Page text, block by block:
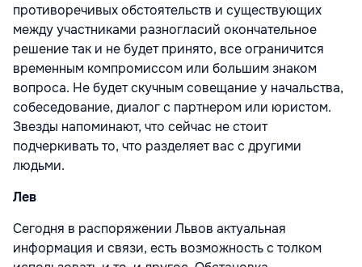
противоречивых обстоятельств и существующих
между участниками разногласий окончательное
решение так и не будет принято, все ограничится
временным компромиссом или большим знаком
вопроса. Не будет скучным совещание у начальства,
собеседование, диалог с партнером или юристом.
Звезды напоминают, что сейчас не стоит
подчеркивать то, что разделяет вас с другими
людьми.
Лев
Сегодня в распоряжении Львов актуальная
информация и связи, есть возможность с толком